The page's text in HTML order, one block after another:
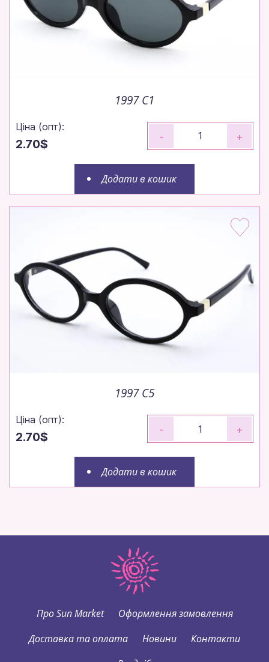
1997 C1
Ціна (опт):
2.70$
- +
Додати в кошик
1997 C5
Ціна (опт):
2.70$
- +
Додати в кошик
Про Sun Market
Оформлення замовлення
Доставка та оплата
Новини
Контакти